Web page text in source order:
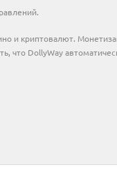
и криптовалют.
что DollyWay